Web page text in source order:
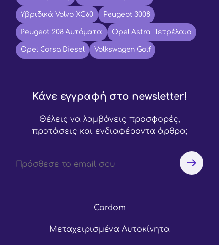
Υβριδικά Volvo XC60 Peugeot 3008
Peugeot 208 Αυτόματα Opel Astra Πετρέλαιο
Opel Corsa Diesel Volkswagen Golf
Κάνε εγγραφή στο newsletter!
Θέλεις να λαμβάνεις προσφορές,
προτάσεις και ενδιαφέροντα άρθρα;
Cardom
Μεταχειρισμένα Αυτοκίνητα